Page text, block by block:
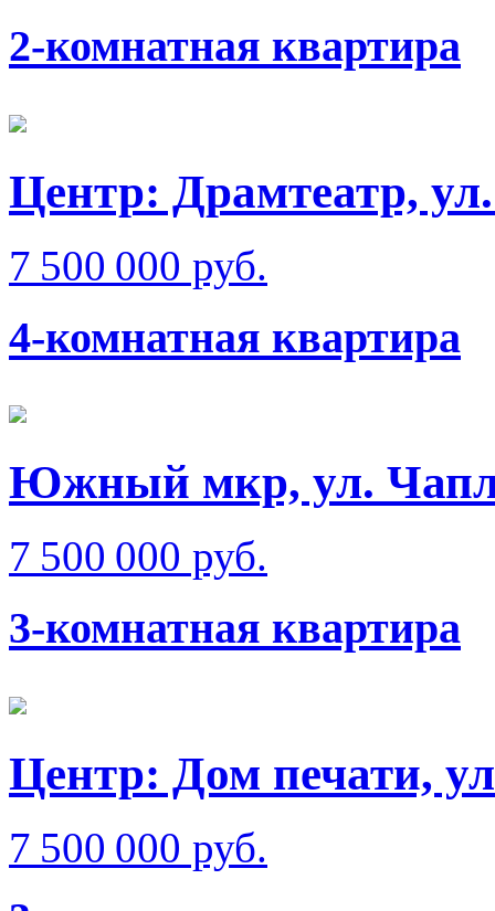
2-комнатная квартира
Центр: Драмтеатр,
7 500 000 руб.
4-комнатная квартира
Южный мкр, ул.
7 500 000 руб.
3-комнатная квартира
Центр: Дом печати,
7 500 000 руб.